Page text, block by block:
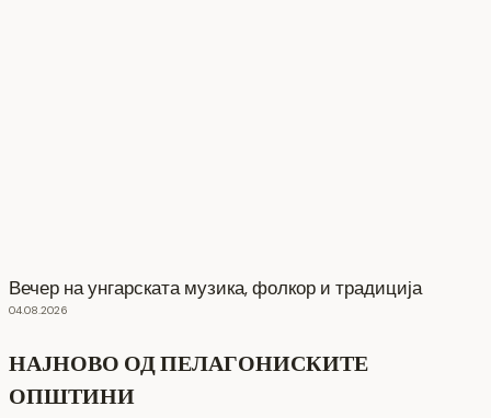
Вечер на унгарската музика, фолкор и традиција
04.08.2026
НАЈНОВО ОД ПЕЛАГОНИСКИТЕ
ОПШТИНИ